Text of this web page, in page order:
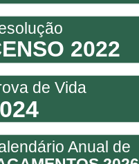
2022
de Vida
Anual de